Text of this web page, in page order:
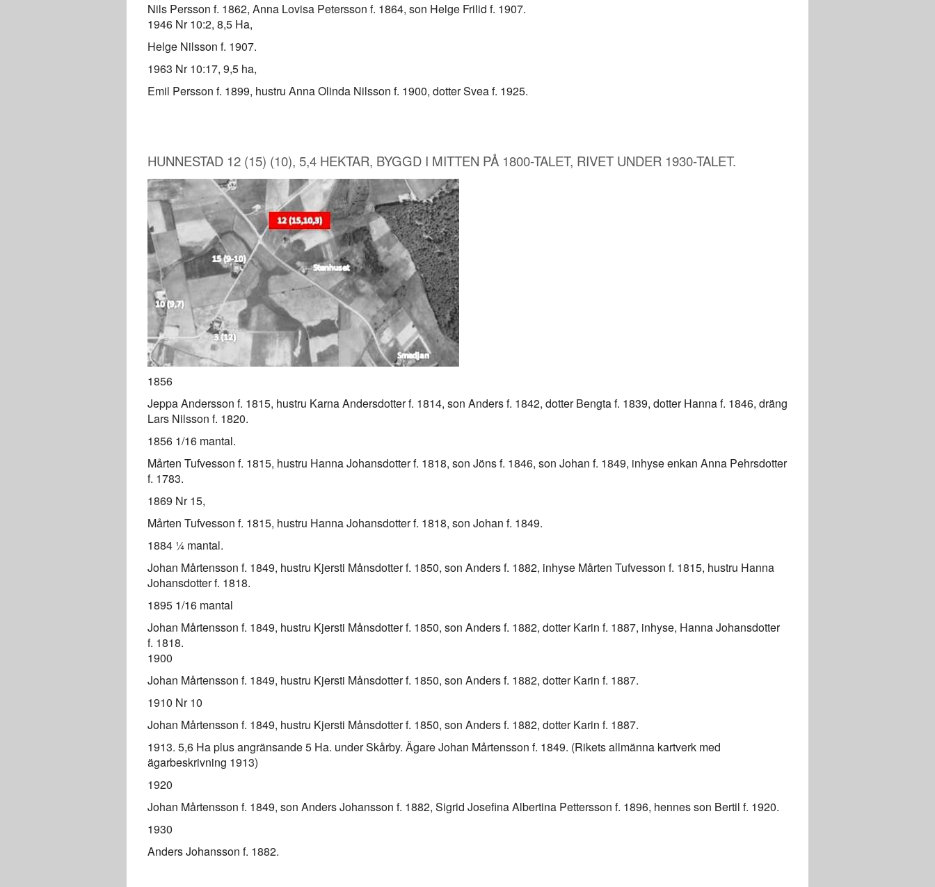
Nils Persson f. 1862, Anna Lovisa Petersson f. 1864, son Helge Frilid f. 1907.
1946 Nr 10:2, 8,5 Ha,
Helge Nilsson f. 1907.
1963 Nr 10:17, 9,5 ha,
Emil Persson f. 1899, hustru Anna Olinda Nilsson f. 1900, dotter Svea f. 1925.
HUNNESTAD 12 (15) (10), 5,4 HEKTAR, BYGGD I MITTEN PÅ 1800-TALET, RIVET UNDER 1930-TALET.
1856
Jeppa Andersson f. 1815, hustru Karna Andersdotter f. 1814, son Anders f. 1842, dotter Bengta f. 1839, dotter Hanna f. 1846, dräng
Lars Nilsson f. 1820.
1856 1/16 mantal.
Mårten Tufvesson f. 1815, hustru Hanna Johansdotter f. 1818, son Jöns f. 1846, son Johan f. 1849, inhyse enkan Anna Pehrsdotter
f. 1783.
1869 Nr 15,
Mårten Tufvesson f. 1815, hustru Hanna Johansdotter f. 1818, son Johan f. 1849.
1884 ¼ mantal.
Johan Mårtensson f. 1849, hustru Kjersti Månsdotter f. 1850, son Anders f. 1882, inhyse Mårten Tufvesson f. 1815, hustru Hanna
Johansdotter f. 1818.
1895 1/16 mantal
Johan Mårtensson f. 1849, hustru Kjersti Månsdotter f. 1850, son Anders f. 1882, dotter Karin f. 1887, inhyse, Hanna Johansdotter
f. 1818.
1900
Johan Mårtensson f. 1849, hustru Kjersti Månsdotter f. 1850, son Anders f. 1882, dotter Karin f. 1887.
1910 Nr 10
Johan Mårtensson f. 1849, hustru Kjersti Månsdotter f. 1850, son Anders f. 1882, dotter Karin f. 1887.
1913. 5,6 Ha plus angränsande 5 Ha. under Skårby. Ägare Johan Mårtensson f. 1849. (Rikets allmänna kartverk med
ägarbeskrivning 1913)
1920
Johan Mårtensson f. 1849, son Anders Johansson f. 1882, Sigrid Josefina Albertina Pettersson f. 1896, hennes son Bertil f. 1920.
1930
Anders Johansson f. 1882.